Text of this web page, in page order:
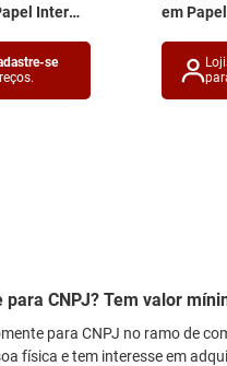
Inter
se
em
CNPJ? Tem valor
para CNPJ no ramo de
física e tem interesse em